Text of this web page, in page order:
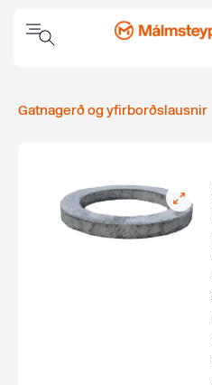
Gatnagerð og yfirborðslausnir